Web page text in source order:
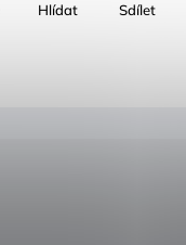
Hlídat Sdílet